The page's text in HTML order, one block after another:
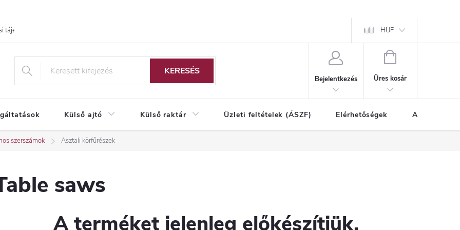
tájékoztató HUF
KERESÉS
Bejelentkezés
KOSÁR
Üres kosár
Külső ajtó Külső raktár Üzleti feltételek (ÁSZF) Elérhetőségek A vásárlás
szerszámok Asztali körfűrészek
saws
A terméket jelenleg előkészítjük.